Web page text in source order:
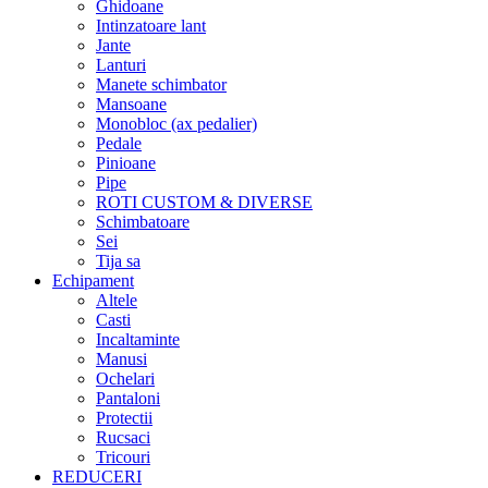
Ghidoane
Intinzatoare lant
Jante
Lanturi
Manete schimbator
Mansoane
Monobloc (ax pedalier)
Pedale
Pinioane
Pipe
ROTI CUSTOM & DIVERSE
Schimbatoare
Sei
Tija sa
Echipament
Altele
Casti
Incaltaminte
Manusi
Ochelari
Pantaloni
Protectii
Rucsaci
Tricouri
REDUCERI